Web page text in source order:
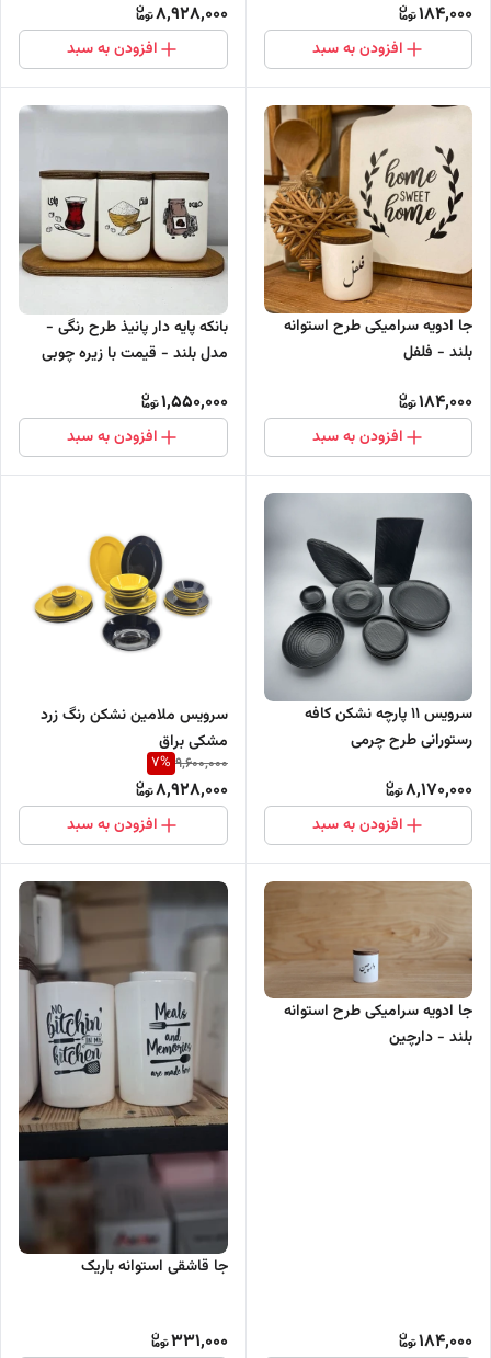
184,000
افزودن به سبد
8,928,000
افزودن به سبد
جا ادویه سرامیکی طرح استوانه
بلند - فلفل
184,000
افزودن به سبد
بانکه پایه دار پانیذ طرح رنگی -
مدل بلند - قیمت با زیره چوبی
1,550,000
افزودن به سبد
سرویس ۱۱ پارچه نشکن کافه
رستورانی طرح چرمی
8,170,000
افزودن به سبد
سرویس ملامین نشکن رنگ زرد
مشکی براق
9,600,000
7%
8,928,000
افزودن به سبد
جا ادویه سرامیکی طرح استوانه
بلند - دارچین
184,000
جا قاشقی استوانه باریک
331,000